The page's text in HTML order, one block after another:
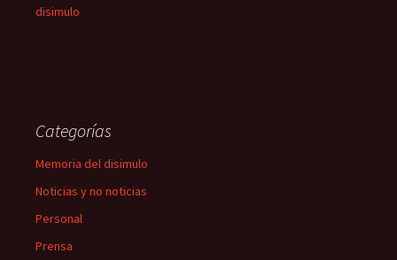
disimulo
Categorías
Memoria del disimulo
Noticias y no noticias
Personal
Prensa